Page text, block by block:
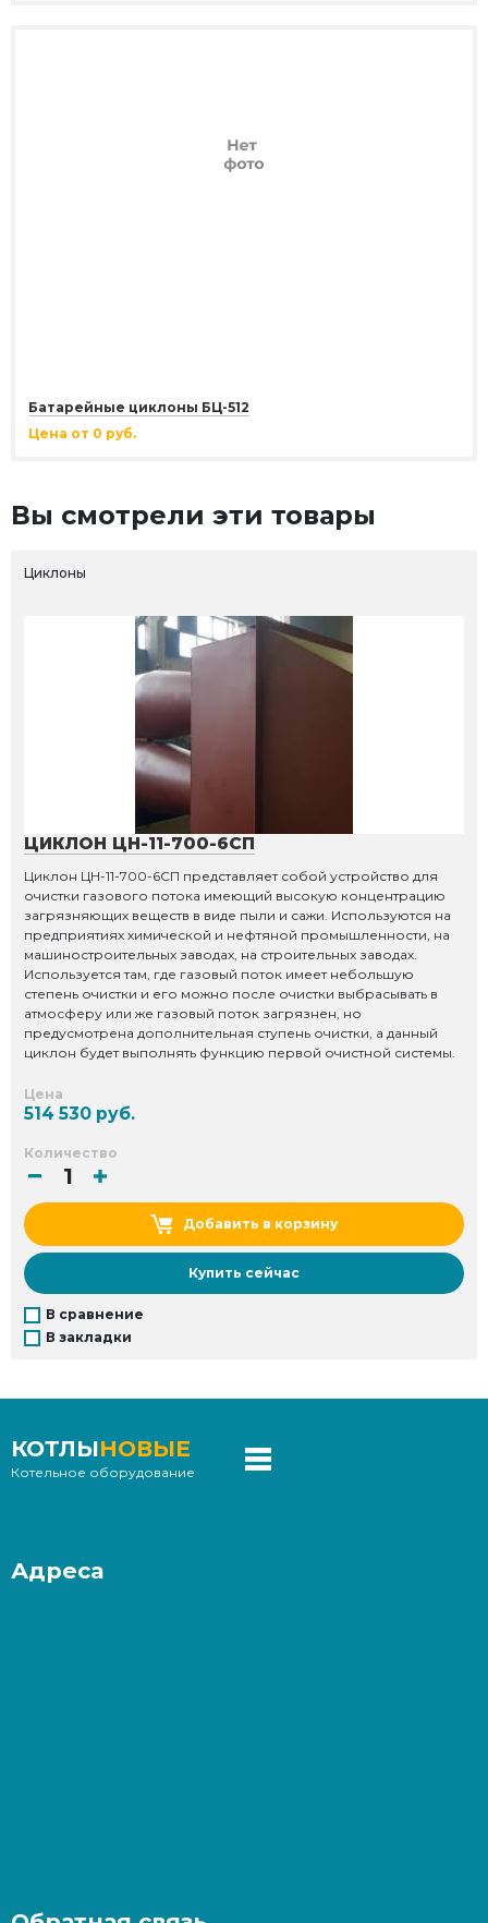
Батарейные циклоны БЦ-512
Цена от 0 руб.
Вы смотрели эти товары
Циклоны
ЦИКЛОН ЦН-11-700-6СП
Циклон ЦН-11-700-6СП представляет собой устройство для
очистки газового потока имеющий высокую концентрацию
загрязняющих веществ в виде пыли и сажи. Используются на
предприятиях химической и нефтяной промышленности, на
машиностроительных заводах, на строительных заводах.
Используется там, где газовый поток имеет небольшую
степень очистки и его можно после очистки выбрасывать в
атмосферу или же газовый поток загрязнен, но
предусмотрена дополнительная ступень очистки, а данный
циклон будет выполнять функцию первой очистной системы.
Цена
514 530 руб.
Количество
Добавить в корзину
Купить сейчас
В сравнение
В закладки
КОТЛЫНОВЫЕ
Котельное оборудование
Адреса